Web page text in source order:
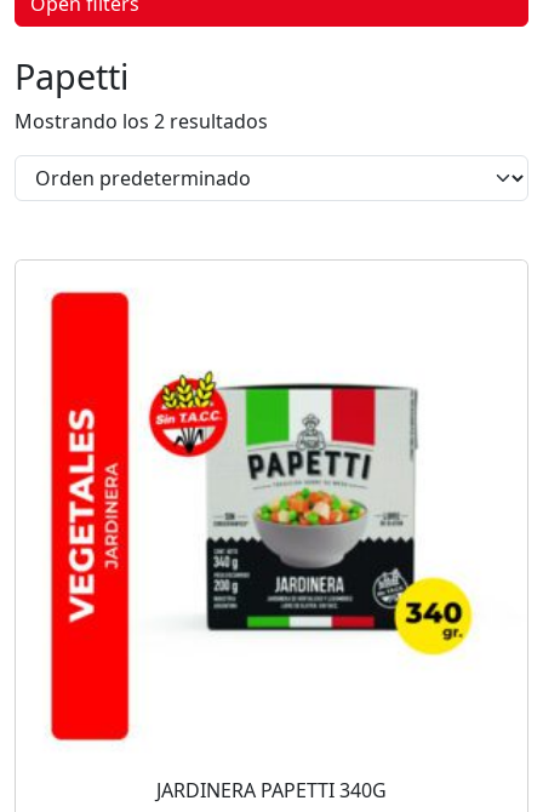
d
u
c
t
o
Papetti
Mostrando los 2 resultados
JARDINERA PAPETTI 340G